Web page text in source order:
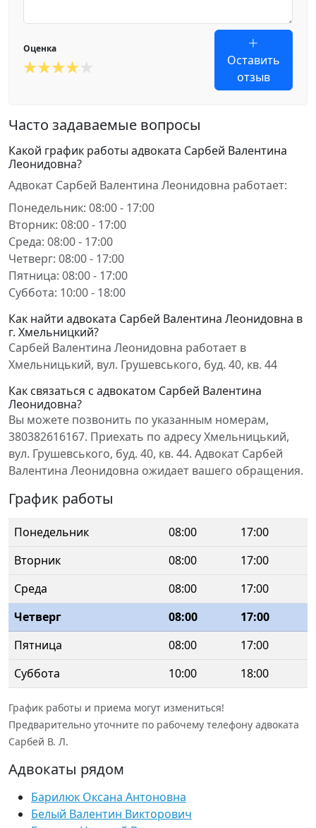
Оценка
Оставить
отзыв
Часто задаваемые вопросы
Какой график работы адвоката Сарбей Валентина
Леонидовна?
Адвокат Сарбей Валентина Леонидовна работает:
Понедельник: 08:00 - 17:00
Вторник: 08:00 - 17:00
Среда: 08:00 - 17:00
Четверг: 08:00 - 17:00
Пятница: 08:00 - 17:00
Суббота: 10:00 - 18:00
Как найти адвоката Сарбей Валентина Леонидовна в
г. Хмельницкий?
Сарбей Валентина Леонидовна работает в
Хмельницький, вул. Грушевського, буд. 40, кв. 44
Как связаться с адвокатом Сарбей Валентина
Леонидовна?
Вы можете позвонить по указанным номерам,
380382616167. Приехать по адресу Хмельницький,
вул. Грушевського, буд. 40, кв. 44. Адвокат Сарбей
Валентина Леонидовна ожидает вашего обращения.
График работы
Понедельник 08:00
17:00
Вторник
08:00
17:00
Среда
08:00
17:00
Четверг
08:00
17:00
Пятница
08:00
17:00
Суббота
10:00 18:00
График работы и приема могут измениться!
Предварительно уточните по рабочему телефону адвоката
Сарбей В. Л.
Адвокаты рядом
Барилюк Оксана Антоновна
Белый Валентин Викторович